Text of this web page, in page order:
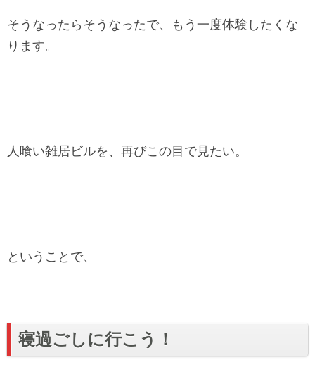
そうなったらそうなったで、もう一度体験したくな
ります。
人喰い雑居ビルを、再びこの目で見たい。
ということで、
寝過ごしに行こう！